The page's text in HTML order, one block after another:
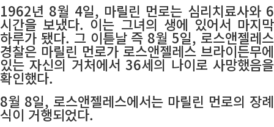
1962년 8월 4일, 마릴린 먼로는 심리치료사와 6
시간을 보냈다. 이는 그녀의 생에 있어서 마지막
하루가 됐다. 그 이튿날 즉 8월 5일, 로스앤젤레스
경찰은 마릴린 먼로가 로스앤젤레스 브라이든무에
있는 자신의 거처에서 36세의 나이로 사망했음을
확인했다.
8월 8일, 로스앤젤레스에서는 마릴린 먼로의 장례
식이 거행되었다.